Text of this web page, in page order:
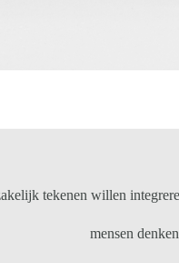
tekenen willen
mensen